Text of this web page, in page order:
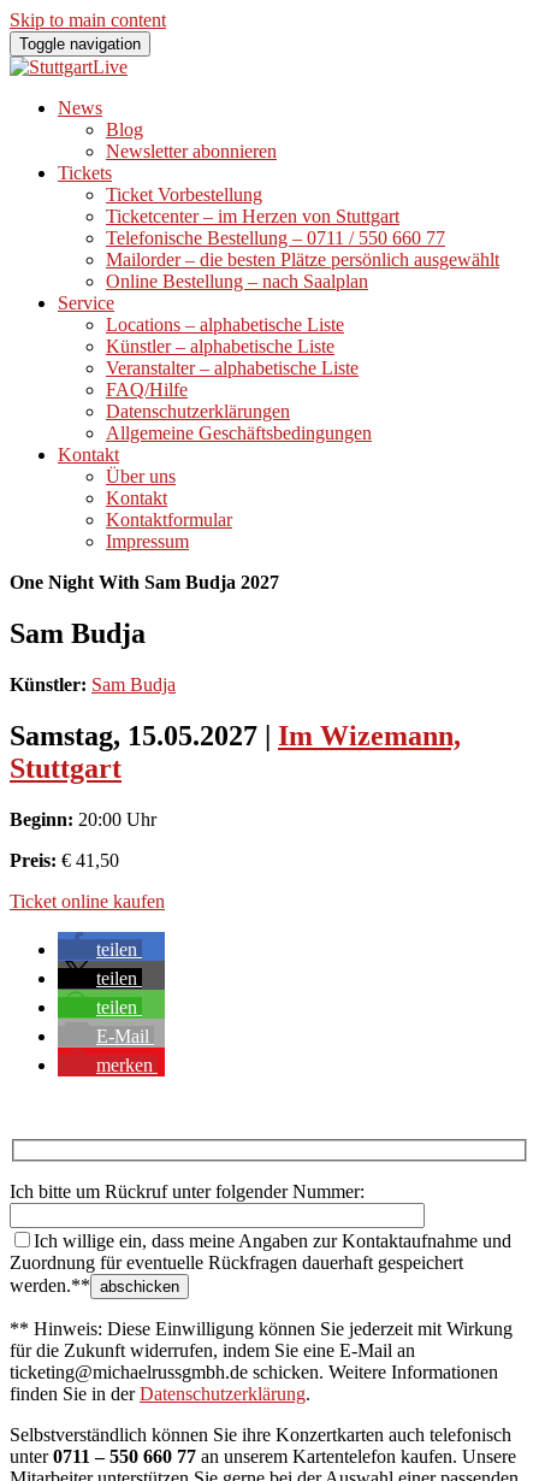
Skip to main content
Toggle navigation
News
Blog
Newsletter abonnieren
Tickets
Ticket Vorbestellung
Ticketcenter – im Herzen von Stuttgart
Telefonische Bestellung – 0711 / 550 660 77
Mailorder – die besten Plätze persönlich ausgewählt
Online Bestellung – nach Saalplan
Service
Locations – alphabetische Liste
Künstler – alphabetische Liste
Veranstalter – alphabetische Liste
FAQ/Hilfe
Datenschutzerklärungen
Allgemeine Geschäftsbedingungen
Kontakt
Über uns
Kontakt
Kontaktformular
Impressum
One Night With Sam Budja 2027
Sam Budja
Künstler: Sam Budja
Samstag, 15.05.2027 | Im Wizemann,
Stuttgart
Beginn: 20:00 Uhr
Preis: € 41,50
Ticket online kaufen
teilen
teilen
teilen
E-Mail
merken
Ich bitte um Rückruf unter folgender Nummer:
Ich willige ein, dass meine Angaben zur Kontaktaufnahme und
Zuordnung für eventuelle Rückfragen dauerhaft gespeichert
werden.**
** Hinweis: Diese Einwilligung können Sie jederzeit mit Wirkung
für die Zukunft widerrufen, indem Sie eine E-Mail an
ticketing@michaelrussgmbh.de schicken. Weitere Informationen
finden Sie in derDatenschutzerklärung.
Selbstverständlich können Sie ihre Konzertkarten auch telefonisch
unter0711 – 550 660 77 an unserem Kartentelefon kaufen. Unsere